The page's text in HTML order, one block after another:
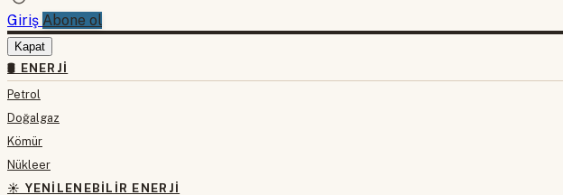
Giriş Abone ol
Kapat
🛢 ENERJI
Petrol
Doğalgaz
Kömür
Nükleer
☀️ YENILENEBILIR ENERJI